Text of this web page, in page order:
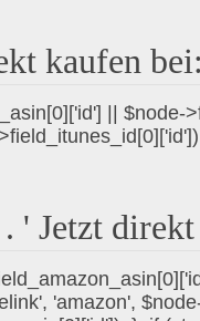
kaufen bei:
|| $node-
' Jetzt
'amazon',